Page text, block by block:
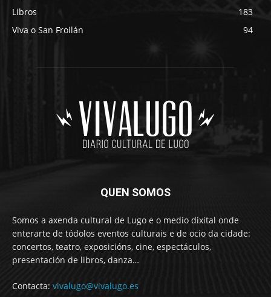
Libros
183
Viva o San Froilán
94
QUEN SOMOS
Somos a axenda cultural de Lugo e o medio dixital onde
enterarte de tódolos eventos culturais e de ocio da cidade:
concertos, teatro, exposicións, cine, espectáculos,
presentación de libros, danza…
Contacta: vivalugo@vivalugo.es